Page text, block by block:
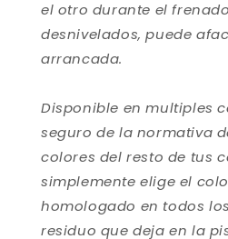
el otro durante el
desnivelados, puede
arrancada.
Disponible en multiples
seguro de la normativa
colores del resto de tus
simplemente elige el
homologado en todos
residuo que deja en la